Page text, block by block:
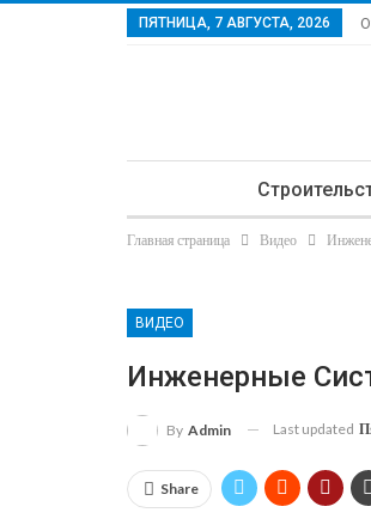
ПЯТНИЦА, 7 АВГУСТА, 2026
Главная страница Видео
ВИДЕО
Инженерные
By Admin Last updated
Share